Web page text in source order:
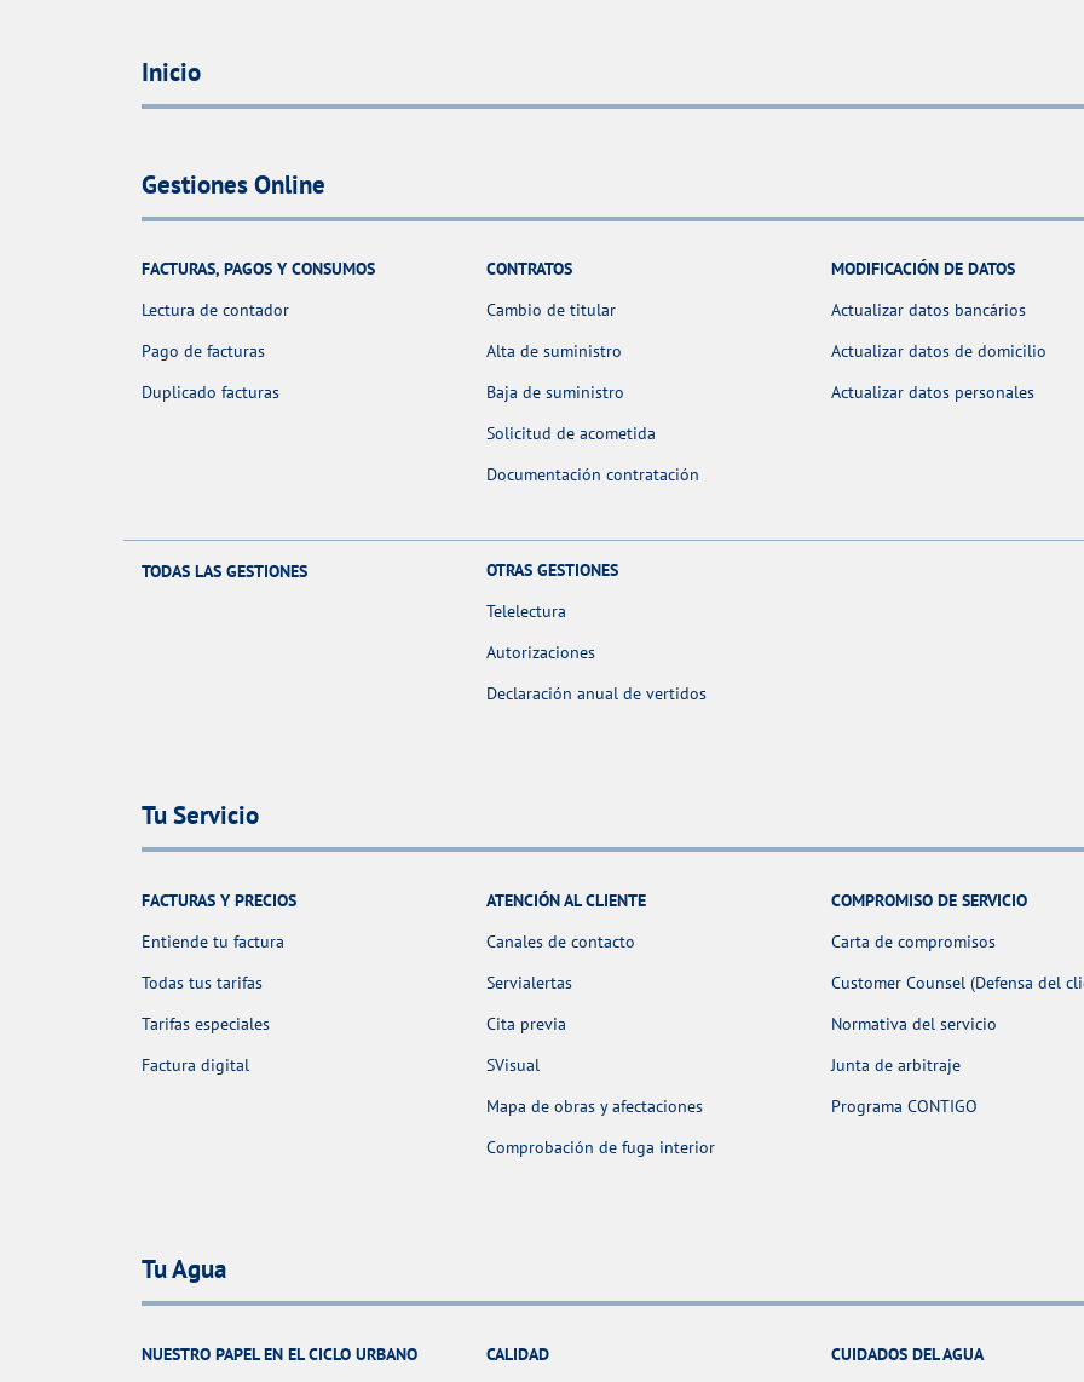
Inicio
Gestiones Online
FACTURAS, PAGOS Y CONSUMOS
Lectura de contador
Pago de facturas
Duplicado facturas
CONTRATOS
Cambio de titular
Alta de suministro
Baja de suministro
Solicitud de acometida
Documentación contratación
MODIFICACIÓN DE DATOS
Actualizar datos bancários
Actualizar datos de domicilio
Actualizar datos personales
TODAS LAS GESTIONES
OTRAS GESTIONES
Telelectura
Autorizaciones
Declaración anual de vertidos
Tu Servicio
FACTURAS Y PRECIOS
Entiende tu factura
Todas tus tarifas
Tarifas especiales
Factura digital
ATENCIÓN AL CLIENTE
Canales de contacto
Servialertas
Cita previa
SVisual
Mapa de obras y afectaciones
Comprobación de fuga interior
COMPROMISO DE SERVICIO
Carta de compromisos
Customer Counsel (Defensa del
Normativa del servicio
Junta de arbitraje
Programa CONTIGO
Tu Agua
NUESTRO PAPEL EN EL CICLO URBANO
CALIDAD
CUIDADOS DEL AGUA